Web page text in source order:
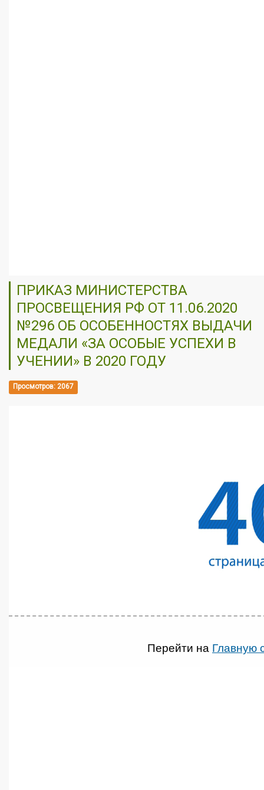
ПРИКАЗ МИНИСТЕРСТВА
ПРОСВЕЩЕНИЯ РФ ОТ 11.06.2020
№296 ОБ ОСОБЕННОСТЯХ ВЫДАЧИ
МЕДАЛИ «ЗА ОСОБЫЕ УСПЕХИ В
УЧЕНИИ» В 2020 ГОДУ
Просмотров: 2067